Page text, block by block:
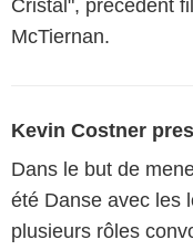
Cristal", précédent
McTiernan.
Kevin Costner
Dans le but de
été Danse avec les
plusieurs rôles